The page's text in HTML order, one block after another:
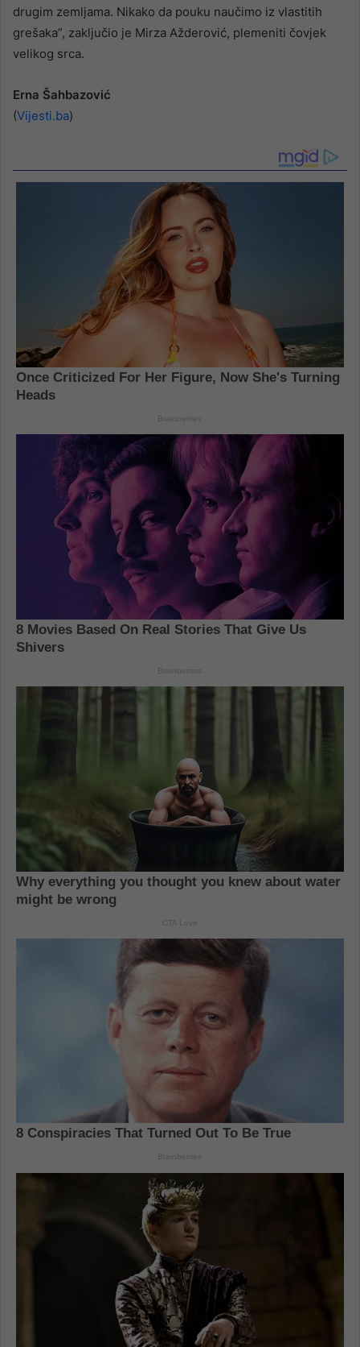
drugim zemljama. Nikako da pouku naučimo iz vlastitih
grešaka”, zaključio je Mirza Ažderović, plemeniti čovjek
velikog srca.
Erna Šahbazović
(Vijesti.ba)